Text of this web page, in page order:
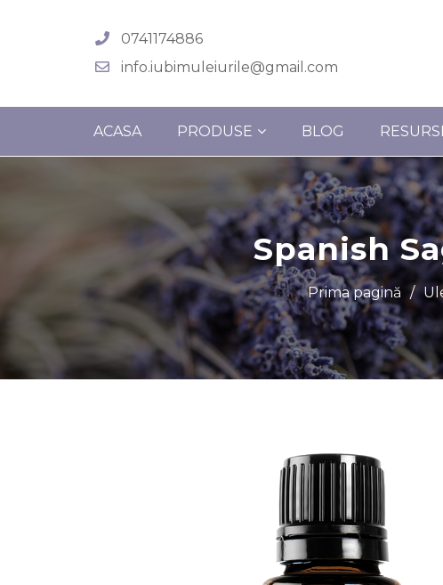
0741174886
info.iubimuleiurile@gmail.com
ACASA PRODUSE BLOG
Spanish
Prima pagină /